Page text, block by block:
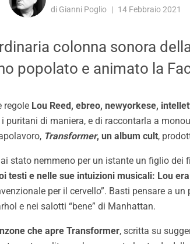
di Gianni Poglio 14 Febbraio 2021
colonna sonora
popolato e animato la
regole Lou Reed, ebreo, newyorkese,
puritani di maniera, e di raccontarla a
Transformer, un album cult,
stato nemmeno per un istante un figlio dei
testi e nelle sue intuizioni musicali: Lou
per il cervello”. Basti pensare a un
e nei salotti “bene” di Manhattan.
che apre Transformer, scritta su